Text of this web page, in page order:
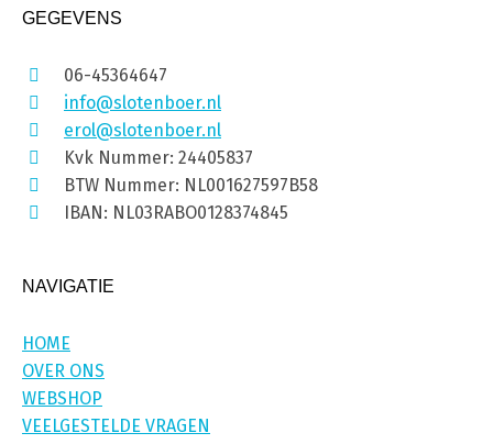
GEGEVENS
06-45364647
info@slotenboer.nl
erol@slotenboer.nl
Kvk Nummer: 24405837
BTW Nummer: NL001627597B58
IBAN: NL03RABO0128374845
NAVIGATIE
HOME
OVER ONS
WEBSHOP
VEELGESTELDE VRAGEN